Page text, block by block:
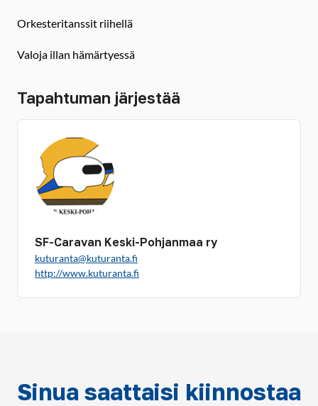
Orkesteritanssit riihellä
Valoja illan hämärtyessä
Tapahtuman järjestää
SF-Caravan Keski-Pohjanmaa ry
kuturanta@kuturanta.fi
http://www.kuturanta.fi
Sinua saattaisi kiinnostaa